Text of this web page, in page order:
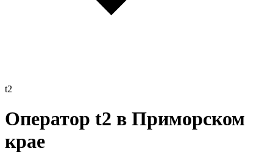
t2
Оператор t2 в Приморском
крае